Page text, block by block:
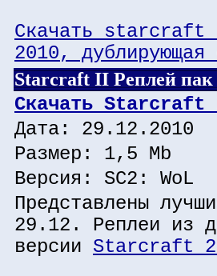
Скачать starcraft
2010, дублирующая
Starcraft II Реплей пак
Скачать Starcraft
Дата: 29.12.2010
Размер: 1,5 Mb
Версия: SC2: WoL
Представлены
29.12. Реплеи из
версии Starcraft